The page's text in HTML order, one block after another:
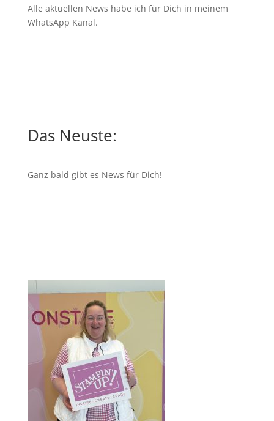
Alle aktuellen News habe ich für Dich in meinem
WhatsApp Kanal.
Das Neuste:
Ganz bald gibt es News für Dich!